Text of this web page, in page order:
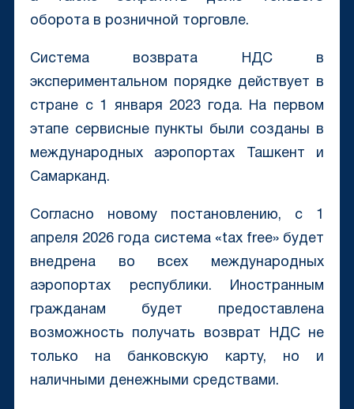
оборота в розничной торговле.
Система возврата НДС в
экспериментальном порядке действует в
стране с 1 января 2023 года. На первом
этапе сервисные пункты были созданы в
международных аэропортах Ташкент и
Самарканд.
Согласно новому постановлению, с 1
апреля 2026 года система «tax free» будет
внедрена во всех международных
аэропортах республики. Иностранным
гражданам будет предоставлена
возможность получать возврат НДС не
только на банковскую карту, но и
наличными денежными средствами.